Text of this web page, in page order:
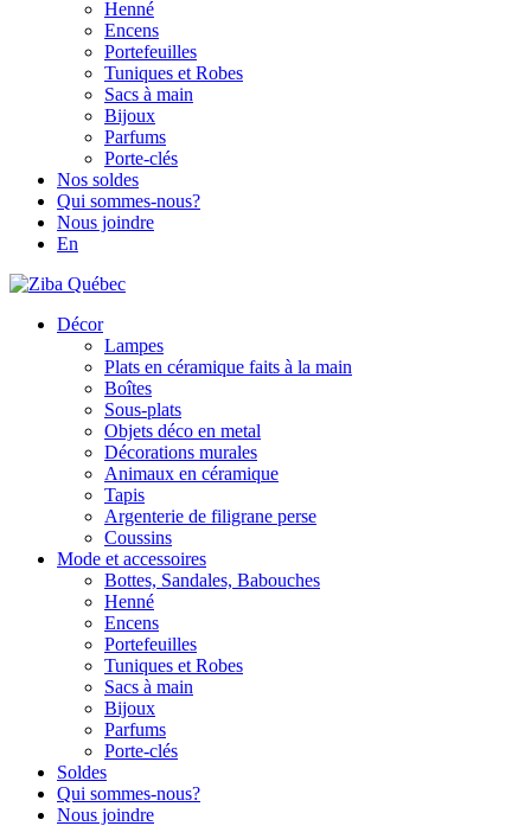
Henné
Encens
Portefeuilles
Tuniques et Robes
Sacs à main
Bijoux
Parfums
Porte-clés
Nos soldes
Qui sommes-nous?
Nous joindre
En
Décor
Lampes
Plats en céramique faits à la main
Boîtes
Sous-plats
Objets déco en metal
Décorations murales
Animaux en céramique
Tapis
Argenterie de filigrane perse
Coussins
Mode et accessoires
Bottes, Sandales, Babouches
Henné
Encens
Portefeuilles
Tuniques et Robes
Sacs à main
Bijoux
Parfums
Porte-clés
Soldes
Qui sommes-nous?
Nous joindre